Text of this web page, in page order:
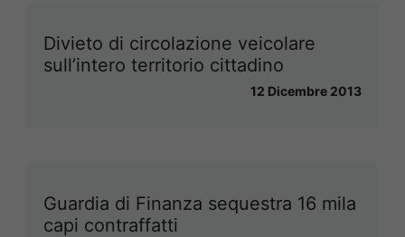
Divieto di circolazione veicolare
sull’intero territorio cittadino
12 Dicembre 2013
Guardia di Finanza sequestra 16 mila
capi contraffatti